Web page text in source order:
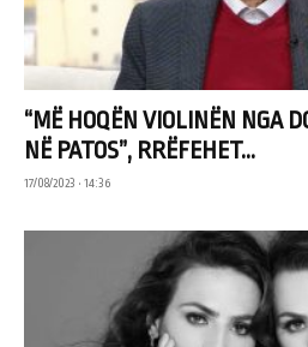
“MË HOQËN VIOLINËN NGA
NË PATOS”, RRËFEHET...
17/08/2023 • 14:36